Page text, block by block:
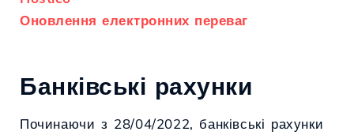
Оновлення електронних переваг
Банківські рахунки
Починаючи з 28/04/2022, банківські рахунки